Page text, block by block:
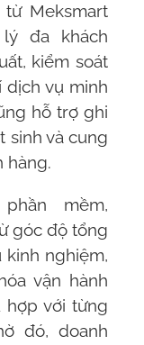
từ Meksmart
đa khách
kiểm soát
dịch vụ minh
hỗ trợ ghi
sinh và cung
hàng.
mềm,
góc độ tổng
nghiệm,
vận hành
hợp với từng
đó, doanh